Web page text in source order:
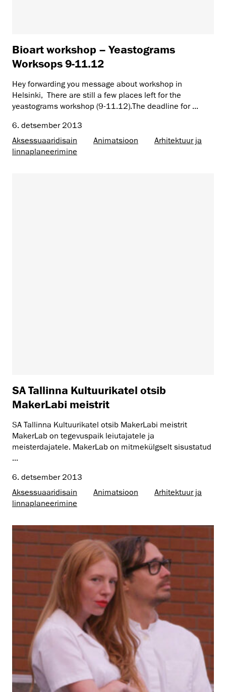
Bioart workshop – Yeastograms
Worksops 9-11.12
Hey forwarding you message about workshop in
Helsinki, There are still a few places left for the
yeastograms workshop (9-11.12).The deadline for ...
6. detsember 2013
Aksessuaaridisain
Animatsioon
Arhitektuur ja
linnaplaneerimine
SA Tallinna Kultuurikatel otsib
MakerLabi meistrit
SA Tallinna Kultuurikatel otsib MakerLabi meistrit
MakerLab on tegevuspaik leiutajatele ja
meisterdajatele. MakerLab on mitmekülgselt sisustatud
...
6. detsember 2013
Aksessuaaridisain
Animatsioon
Arhitektuur ja
linnaplaneerimine